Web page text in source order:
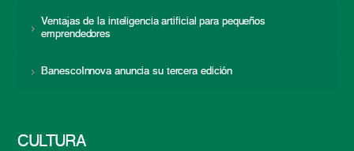
Ventajas de la inteligencia artificial para pequeños
emprendedores
BanescoInnova anuncia su tercera edición
CULTURA